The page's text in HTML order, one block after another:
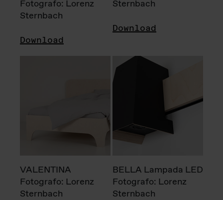
Fotografo: Lorenz
Sternbach
Download
Sternbach
Download
VALENTINA
Fotografo: Lorenz
Sternbach
BELLA Lampada LED
Fotografo: Lorenz
Sternbach